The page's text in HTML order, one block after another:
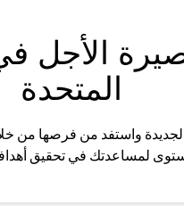
الأجل
المتحدة
واستفد من فرصها من
لمساعدتك في تحقيق